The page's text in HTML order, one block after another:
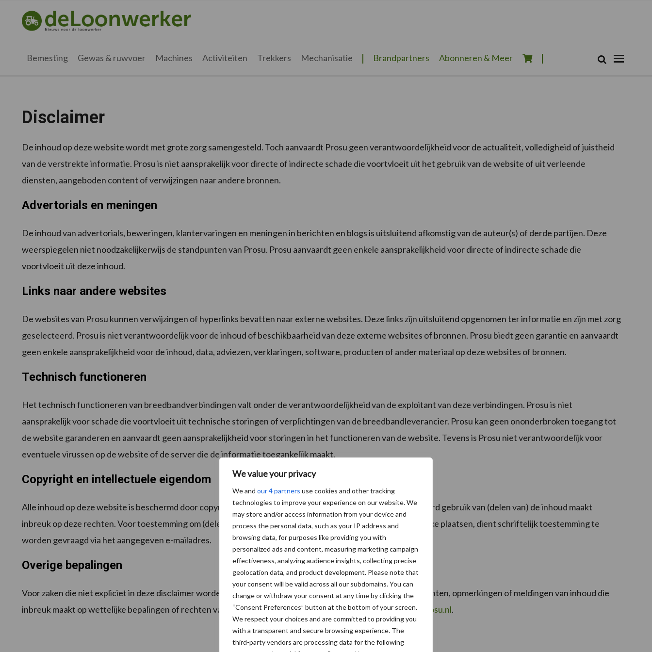
We value your privacy
We and our 4 partners use cookies and other tracking
technologies to improve your experience on our website. We
may store and/or access information from your device and
process the personal data, such as your IP address and
browsing data, for purposes like providing you with
personalized ads and content, measuring marketing campaign
effectiveness, analyzing audience insights, collecting precise
geolocation data, and product development. Please note that
your consent will be valid across all our subdomains. You can
change or withdraw your consent at any time by clicking the
“Consent Preferences” button at the bottom of your screen.
We respect your choices and are committed to providing you
with a transparent and secure browsing experience. The
third-party vendors are processing data for the following
hoofdnavigatie
hoofd
voettekst
deloonwerker.nl
Bemesting Gewas & ruwvoer Machines Activiteiten Trekkers Mechanisatie Brandpartners Abonneren & Meer Zoek
Disclaimer
De inhoud op deze website wordt met grote zorg samengesteld. Toch aanvaardt Prosu geen verantwoordelijkheid voor de actualiteit, volledigheid of juistheid
van de verstrekte informatie. Prosu is niet aansprakelijk voor directe of indirecte schade die voortvloeit uit het gebruik van de website of uit verleende
diensten, aangeboden content of verwijzingen naar andere bronnen.
Advertorials en meningen
De inhoud van advertorials, beweringen, klantervaringen en meningen in berichten en blogs is uitsluitend afkomstig van de auteur(s) of derde partijen. Deze
weerspiegelen niet noodzakelijkerwijs de standpunten van Prosu. Prosu aanvaardt geen enkele aansprakelijkheid voor directe of indirecte schade die
voortvloeit uit deze inhoud.
Links naar andere websites
De websites van Prosu kunnen verwijzingen of hyperlinks bevatten naar externe websites. Deze links zijn uitsluitend opgenomen ter informatie en zijn met zorg
geselecteerd. Prosu is niet verantwoordelijk voor de inhoud of beschikbaarheid van deze externe websites of bronnen. Prosu biedt geen garantie en aanvaardt
geen enkele aansprakelijkheid voor de inhoud, data, adviezen, verklaringen, software, producten of ander materiaal op deze websites of bronnen.
Technisch functioneren
Het technisch functioneren van breedbandverbindingen valt onder de verantwoordelijkheid van de exploitant van deze verbindingen. Prosu is niet
aansprakelijk voor schade die voortvloeit uit technische storingen of verplichtingen van de breedbandleverancier. Prosu kan geen ononderbroken toegang tot
de website garanderen en aanvaardt geen aansprakelijkheid voor storingen in het functioneren van de website. Tevens is Prosu niet verantwoordelijk voor
eventuele virussen op de website of de server die de informatie toegankelijk maakt.
Copyright en intellectuele eigendom
Alle inhoud op deze website is beschermd door copyright en intellectuele eigendomsrechten. Ongeautoriseerd gebruik van (delen van) de inhoud maakt
inbreuk op deze rechten. Voor toestemming om (delen van) de inhoud te gebruiken op publiekelijk toegankelijke plaatsen, dient schriftelijk toestemming te
worden gevraagd via het aangegeven e-mailadres.
Overige bepalingen
Voor zaken die niet expliciet in deze disclaimer worden genoemd, verwijzen wij naar ons privacybeleid. Bij klachten, opmerkingen of meldingen van inhoud die
inbreuk maakt op wettelijke bepalingen of rechten van derden, kunt u contact met ons opnemen via:info@prosu.nl.